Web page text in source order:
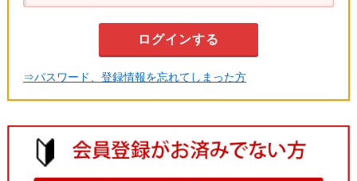
⇒パスワード、登録情報を忘れてしまった方